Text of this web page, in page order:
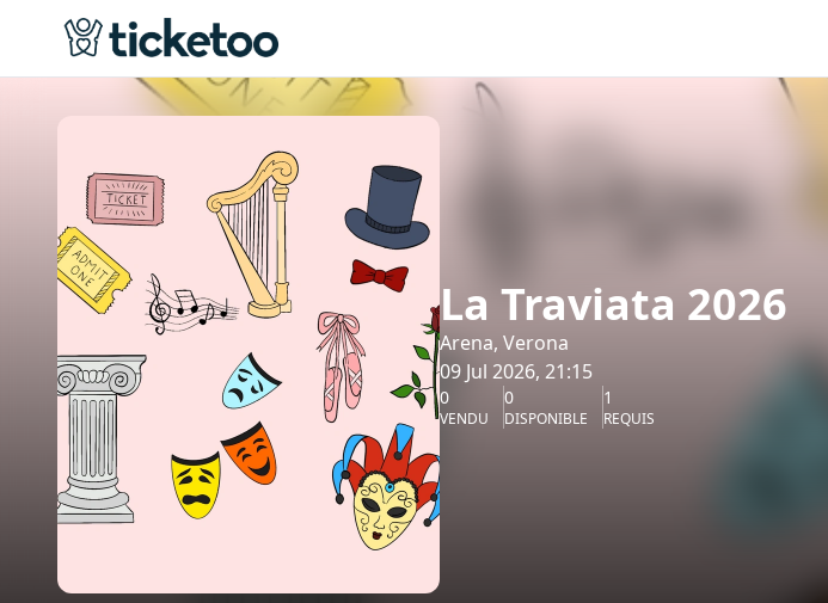
La Traviata 2026
Arena, Verona
09 Jul 2026, 21:15
0
VENDU
0
DISPONIBLE
1
REQUIS